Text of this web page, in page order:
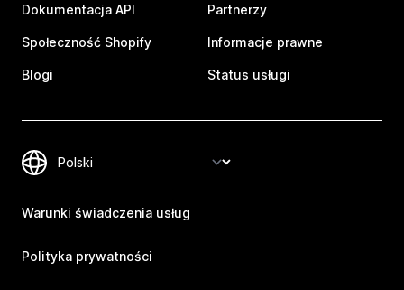
Dokumentacja API
Społeczność Shopify
Blogi
Partnerzy
Informacje prawne
Status usługi
Warunki świadczenia usług
Polityka prywatności